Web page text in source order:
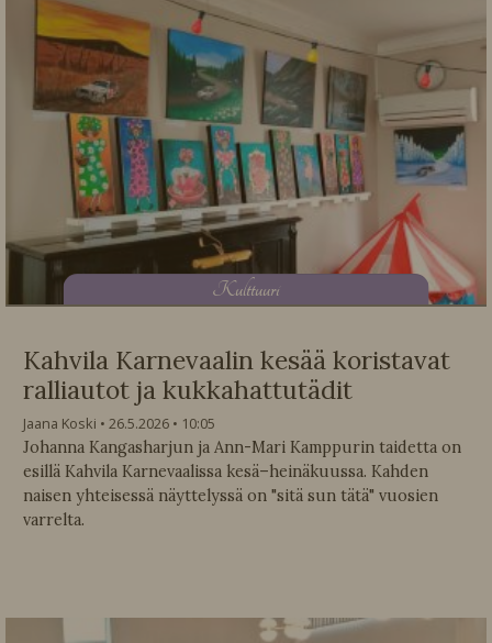
Kulttuuri
Kahvila Karnevaalin kesää koristavat
ralliautot ja kukkahattutädit
Jaana Koski 26.5.2026
10:05
Johanna Kangasharjun ja Ann-Mari Kamppurin taidetta on
esillä Kahvila Karnevaalissa kesä–heinäkuussa. Kahden
naisen yhteisessä näyttelyssä on "sitä sun tätä" vuosien
varrelta.